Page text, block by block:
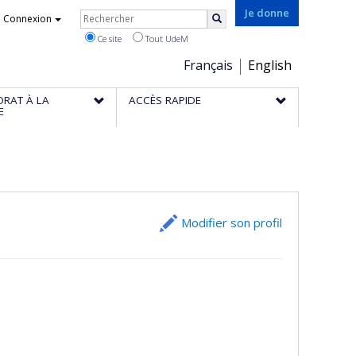
Je donne
Choix
de
la
Français English
Connexion Rechercher
Ce site Tout UdeM
À LA ACCÈS RAPIDE
Modifier son profil